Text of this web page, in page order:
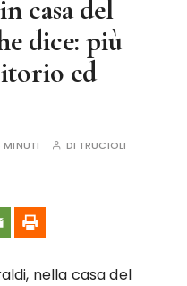
casa del
dice: più
ed
MINUTI DI TRUCIOLI
nella casa del